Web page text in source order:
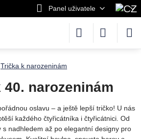
Panel uživatele
Trička k narozeninám
40. narozeninám
oslavu – a ještě lepší tričko! U nás
každého čtyřicátníka i čtyřicátnici. Od
s nadhledem až po elegantní designy pro